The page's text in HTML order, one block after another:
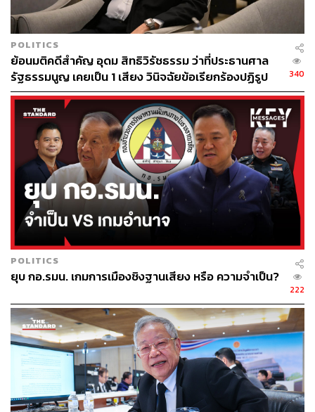
POLITICS
ย้อนมติคดีสำคัญ อุดม สิทธิวิรัชธรรม ว่าที่ประธานศาล
รัฐธรรมนูญ เคยเป็น 1 เสียง วินิจฉัยข้อเรียกร้องปฏิรูป
สถาบันฯ ไม่เข้าข่ายล้มล้าง
340
POLITICS
ยุบ กอ.รมน. เกมการเมืองชิงฐานเสียง หรือ ความจำเป็น?
222